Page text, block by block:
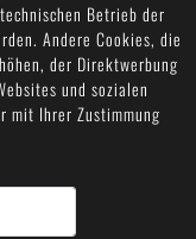
Betrieb der
Andere Cookies, die
der Direktwerbung
und sozialen
mit Ihrer Zustimmung